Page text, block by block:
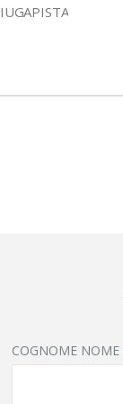
COGNOME NOME